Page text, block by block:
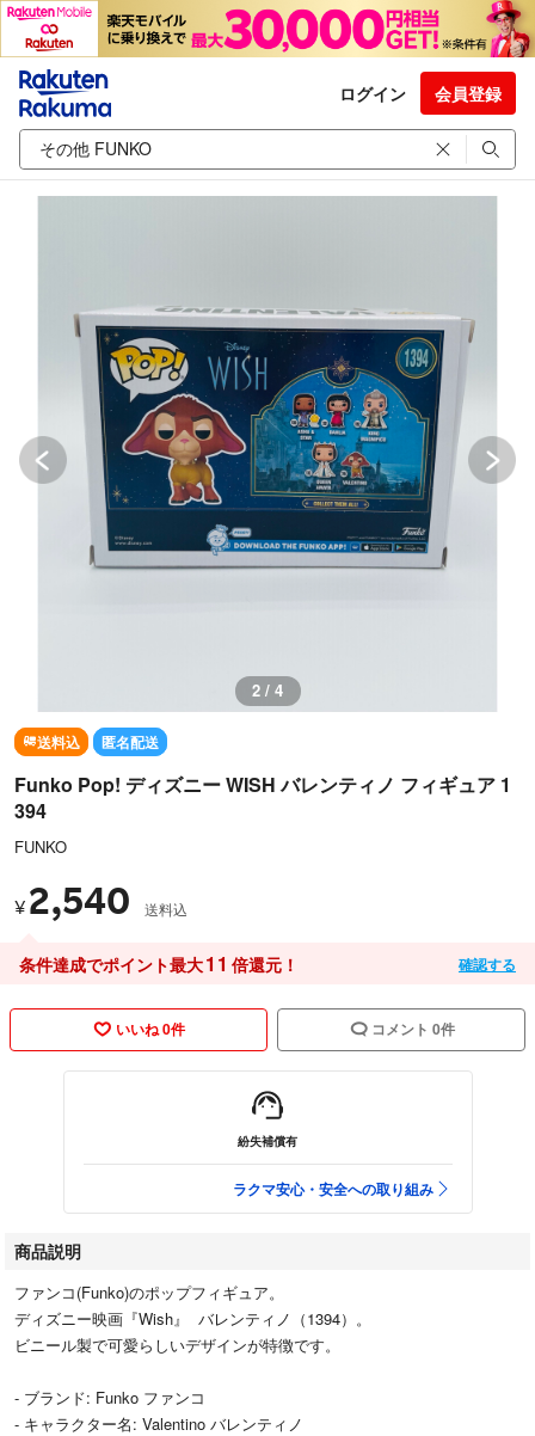
ログイン 会員登録
2 / 4
送料込 匿名配送
Funko Pop! ディズニー WISH バレンティノ フィギュア 1
394
FUNKO
¥ 2,540 送料込
条件達成でポイント最大11 倍還元！ 確認する
いいね 0件 コメント 0件
紛失補償有
ラクマ安心・安全への取り組み
商品説明
ファンコ(Funko)のポップフィギュア。
ディズニー映画『Wish』 バレンティノ（1394）。
ビニール製で可愛らしいデザインが特徴です。
- ブランド: Funko ファンコ
- キャラクター名: Valentino バレンティノ